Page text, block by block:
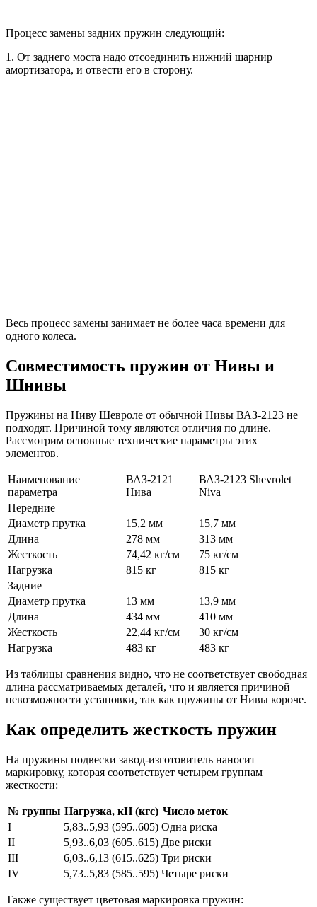
Процесс замены задних пружин следующий:
1. От заднего моста надо отсоединить нижний шарнир
амортизатора, и отвести его в сторону.
Весь процесс замены занимает не более часа времени для
одного колеса.
Совместимость пружин от Нивы и
Шнивы
Пружины на Ниву Шевроле от обычной Нивы ВАЗ-2123 не
подходят. Причиной тому являются отличия по длине.
Рассмотрим основные технические параметры этих
элементов.
Наименование
параметра
ВАЗ-2121
Нива
ВАЗ-2123 Shevrolet
Niva
Передние
Диаметр прутка
15,2 мм
15,7 мм
Длина
278 мм
313 мм
Жесткость
74,42 кг/см
75 кг/см
Нагрузка
815 кг
815 кг
Задние
Диаметр прутка
13 мм
13,9 мм
Длина
434 мм
410 мм
Жесткость
22,44 кг/см
30 кг/см
Нагрузка
483 кг 483 кг
Из таблицы сравнения видно, что не соответствует свободная
длина рассматриваемых деталей, что и является причиной
невозможности установки, так как пружины от Нивы короче.
Как определить жесткость пружин
На пружины подвески завод-изготовитель наносит
маркировку, которая соответствует четырем группам
жесткости:
№ группы Нагрузка, кН (кгс) Число меток
I
5,83..5,93 (595..605) Одна риска
II
5,93..6,03 (605..615) Две риски
III
6,03..6,13 (615..625) Три риски
IV
5,73..5,83 (585..595) Четыре риски
Также существует цветовая маркировка пружин: